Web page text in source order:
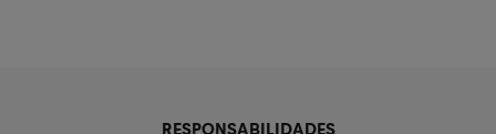
RESPONSABILIDADES